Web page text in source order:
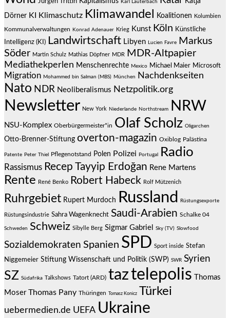
Karl Lauterbach
Dörner KI Klimaschutz Klimawandel Koalitionen Kolumbien
Kommunalverwaltungen Konrad Adenauer Krieg Kunst Köln Künstliche
Intelligenz (KI) Landwirtschaft Libyen Lucien Favre
Markus
Söder Martin Schulz Mathias Döpfner MDR MDR-Altpapier
Mediathekperlen Menschenrechte Mexico Michael Maier Microsoft
Migration Mohammed bin Salman (MBS) München Nachdenkseiten
Nato NDR Neoliberalismus Netzpolitik.org
Newsletter New York Niederlande Northstream NRW
NSU-Komplex Oberbürgermeister*in Olaf Scholz Oligarchen
Otto-Brenner-Stiftung overton-magazin Oxiblog Palästina
Patente Peter Thiel Pflegenotstand Polen Polizei Portugal Radio
Rassismus Recep Tayyip Erdoğan Rene Martens
Rente René Benko Robert Habeck Rolf Mützenich
Ruhrgebiet Rupert Murdoch Russland Rüstungsexporte
Rüstungsindustrie Sahra Wagenknecht Saudi-Arabien Schalke 04
Schweden Schweiz Sibylle Berg Sigmar Gabriel Sky (TV) Slowfood
Sozialdemokraten Spanien SPD Sport inside Stefan
Niggemeier Stiftung Wissenschaft und Politik (SWP) SWR Syrien
SZ Südafrika Talkshows Tatort (ARD) taztelepolis
Thomas
Moser Thomas Pany Thüringen Tomasz Konicz Türkei
uebermedien.de UEFA Ukraine